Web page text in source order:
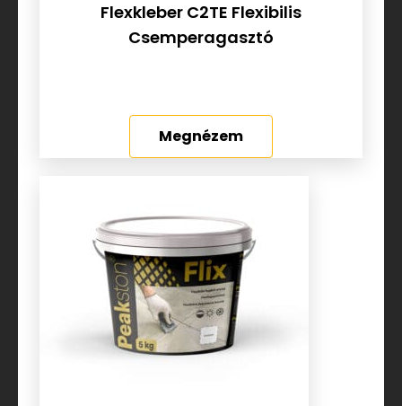
Flexkleber C2TE Flexibilis
Csemperagasztó
Megnézem